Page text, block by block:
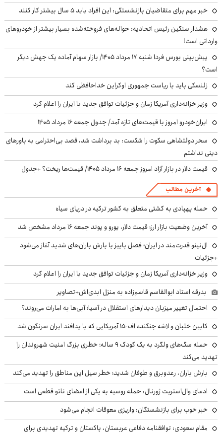
خبر مهم برای متقاضیان بازنشستگی: این افراد باید ۵ سال بیشتر کار کنند
هشدار سنگین رئیس اتحادیه: حواله‌های فروخته‌شده بسیار بیشتر از خودروهای
وارداتی است!
پیش‌بینی بورس فردا شنبه ۱۷ مرداد ۱۴۰۵/ بازار سهام آماده یک جهش دیگر
است؟
زلنسکی باید با ریاست جمهوری اوکراین خداحافظی کند
وزیر خزانه‌داری آمریکا زمان و جزئیات توافق جدید با ایران را اعلام کرد
ایران‌خودرو امروز با قیمت‌های تازه آمد/ جدول جمعه ۱۶ مرداد ۱۴۰۵
سحر دولتشاهی سکوت را شکست: بد برداشت شد، قصد بی‌احترامی به باورهای
دینی نداشتم
قیمت دلار در بازار آزاد امروز جمعه ۱۶ مرداد ۱۴۰۵/ قیمت‌ها ریخت؟ +جدول
آخرین مطالب
حمله پهپادی به کشتی متعلق به کشور ترکیه در دریای سیاه
آخرین وضعیت بازار ارز؛ قیمت دلار، یورو و پوند جمعه ۱۶ مرداد مشخص شد
ال‌نینو قدرت‌مند در ایران؛ فصل پاییز با بارش باران‌های شدید آغاز می‌شود
+جزئیات
وزیر خزانه‌داری آمریکا زمان و جزئیات توافق جدید با ایران را اعلام کرد
بدرقه استاد ابوالقاسم قاسم‌زاده به منزل ابدی‌اش+تصاویر
احتمال تغییر میزبان دیدارهای استقلال در آسیا؛ آبی‌ها به امارات می‌روند؟
کابین خلبان و لاشه جنگنده اف-۱۵ آمریکایی که با پدافند ایران سرنگون شد
حمله سگ‌های ولگرد به یک کودک ۹ ساله؛ خطری بزرگ امنیت شهروندان را
تهدید می‌کند
بارش باران، رعدوبرق و طوفان شدید؛ خطر سیل این مناطق را تهدید می‌کند
ادعای وال‌استریت ژورنال: حمله روسیه به یکی از اعضای ناتو قطعی است
خبر خوب برای بازنشستگان: واریزی معوقات انجام می‌شود
مقام سعودی: توافقنامه دفاعی عربستان، پاکستان و ترکیه تهدیدی برای